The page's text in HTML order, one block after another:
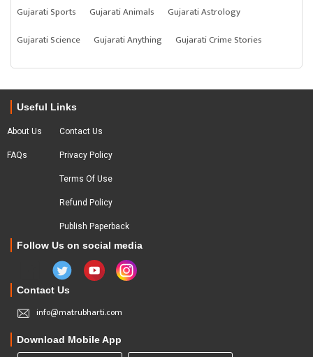
Gujarati Sports
Gujarati Animals
Gujarati Astrology
Gujarati Science
Gujarati Anything Gujarati Crime Stories
Useful Links
About Us
FAQs
Contact Us
Privacy Policy
Terms Of Use
Refund Policy
Publish Paperback
Follow Us on social media
Contact Us
info@matrubharti.com
Download Mobile App